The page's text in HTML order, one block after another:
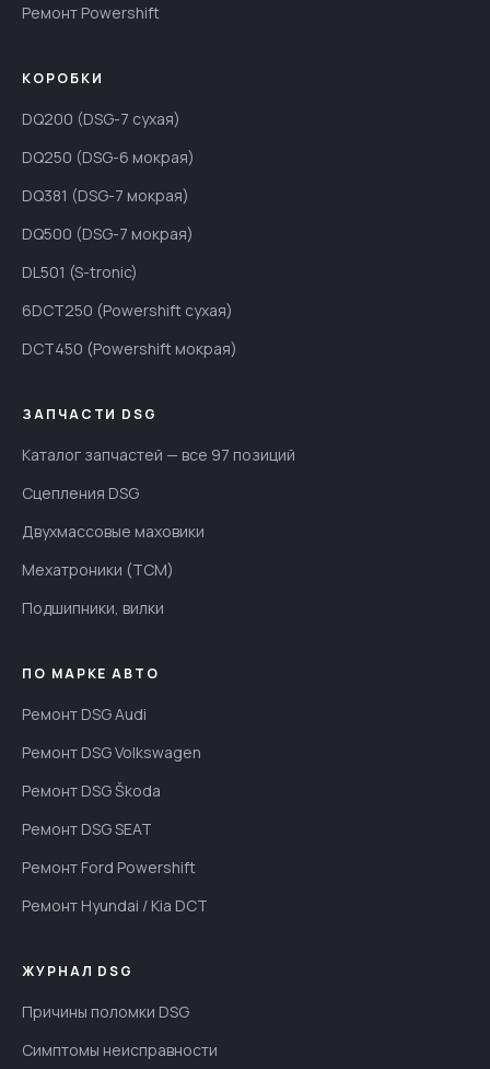
Ремонт Powershift
КОРОБКИ
DQ200 (DSG-7 сухая)
DQ250 (DSG-6 мокрая)
DQ381 (DSG-7 мокрая)
DQ500 (DSG-7 мокрая)
DL501 (S-tronic)
6DCT250 (Powershift сухая)
DCT450 (Powershift мокрая)
ЗАПЧАСТИ DSG
Каталог запчастей — все 97 позиций
Сцепления DSG
Двухмассовые маховики
Мехатроники (TCM)
Подшипники, вилки
ПО МАРКЕ АВТО
Ремонт DSG Audi
Ремонт DSG Volkswagen
Ремонт DSG Škoda
Ремонт DSG SEAT
Ремонт Ford Powershift
Ремонт Hyundai / Kia DCT
ЖУРНАЛ DSG
Причины поломки DSG
Симптомы неисправности